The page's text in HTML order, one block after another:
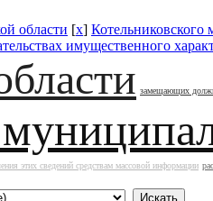
области [x] Котельниковского
имущественного
замещающих
этих сведений средствам массовой информации